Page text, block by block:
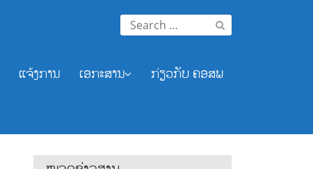
Search
for:
ແຈ້ງການ ເອກະສານ ກ່ຽວກັບ ຄອສພ